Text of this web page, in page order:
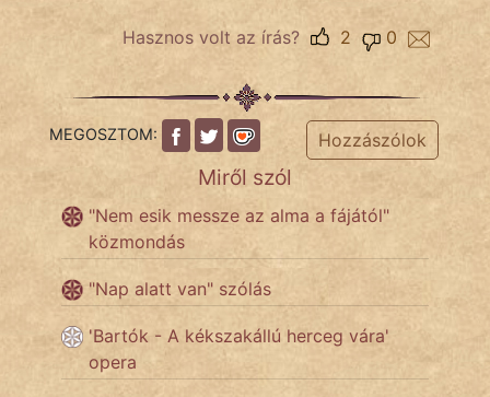
vörös ördög
NapHold
pszichopati
szegény legény
Hoffer Botond
szemfüles
Hasznos volt az írás? 0
2
MEGOSZTOM: Hozzászólok
Miről szól
"Nem esik messze az alma a fájától"
közmondás
"Nap alatt van" szólás
'Bartók - A kékszakállú herceg vára'
opera